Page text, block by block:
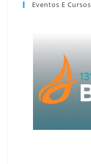
Eventos E Cursos